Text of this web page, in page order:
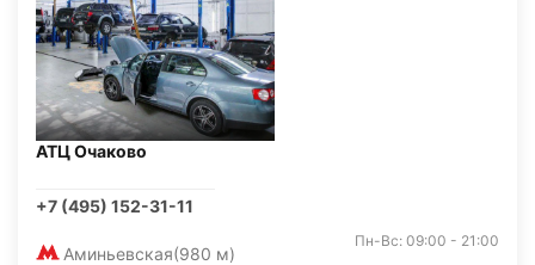
АТЦ Очаково
+7 (495) 152-31-11
Аминьевская(980 м)
Пн-Вс: 09:00 - 21:00